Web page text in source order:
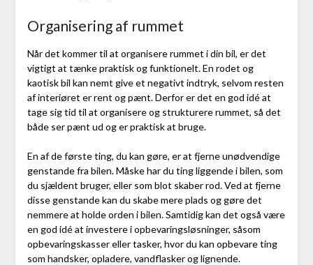
Organisering af rummet
Når det kommer til at organisere rummet i din bil, er det
vigtigt at tænke praktisk og funktionelt. En rodet og
kaotisk bil kan nemt give et negativt indtryk, selvom resten
af interiøret er rent og pænt. Derfor er det en god idé at
tage sig tid til at organisere og strukturere rummet, så det
både ser pænt ud og er praktisk at bruge.
En af de første ting, du kan gøre, er at fjerne unødvendige
genstande fra bilen. Måske har du ting liggende i bilen, som
du sjældent bruger, eller som blot skaber rod. Ved at fjerne
disse genstande kan du skabe mere plads og gøre det
nemmere at holde orden i bilen. Samtidig kan det også være
en god idé at investere i opbevaringsløsninger, såsom
opbevaringskasser eller tasker, hvor du kan opbevare ting
som handsker, opladere, vandflasker og lignende.